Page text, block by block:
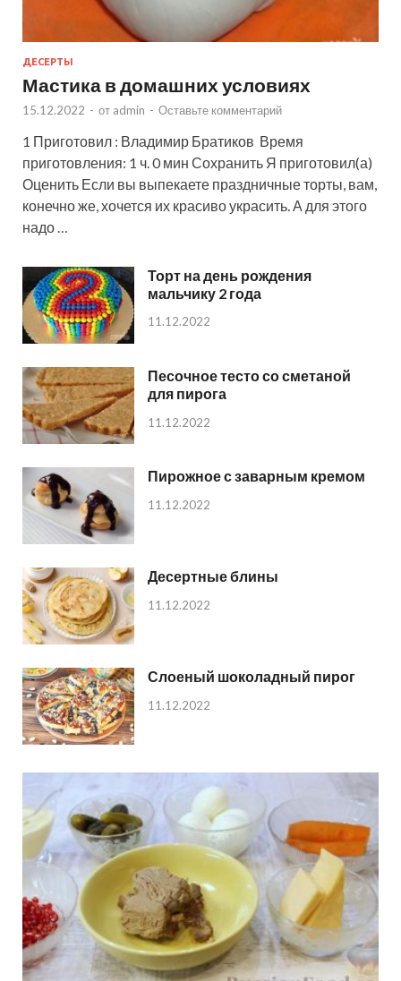
ДЕСЕРТЫ
Мастика в домашних условиях
15.12.2022 - от admin - Оставьте комментарий
1 Приготовил : Владимир Братиков Время
приготовления: 1 ч. 0 мин Сохранить Я приготовил(а)
Оценить Если вы выпекаете праздничные торты, вам,
конечно же, хочется их красиво украсить. А для этого
надо …
Торт на день рождения
мальчику 2 года
11.12.2022
Песочное тесто со сметаной
для пирога
11.12.2022
Пирожное с заварным кремом
11.12.2022
Десертные блины
11.12.2022
Слоеный шоколадный пирог
11.12.2022